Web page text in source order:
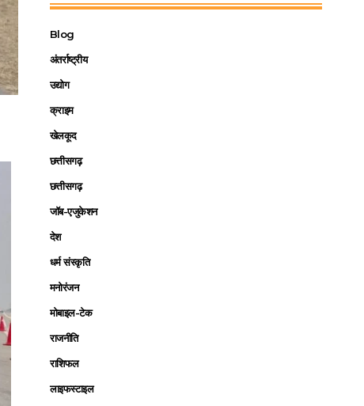
Blog
अंतर्राष्ट्रीय
उद्योग
क्राइम
खेलकूद
छत्तीसगढ़
छत्तीसगढ़
जॉब-एजुकेशन
देश
धर्म संस्कृति
मनोरंजन
मोबाइल-टेक
राजनीति
राशिफल
लाइफस्टाइल